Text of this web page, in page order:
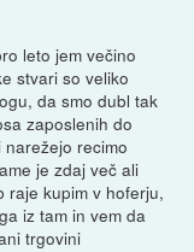
leto jem večino
stvari so veliko
da smo dubl tak
zaposlenih do
recimo
je zdaj več ali
raje kupim v hoferju,
iz tam in vem da
trgovini